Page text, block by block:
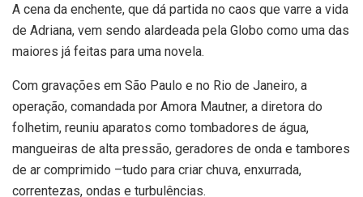
A cena da enchente, que dá partida no caos que varre a vida
de Adriana, vem sendo alardeada pela Globo como uma das
maiores já feitas para uma novela.
Com gravações em São Paulo e no Rio de Janeiro, a
operação, comandada por Amora Mautner, a diretora do
folhetim, reuniu aparatos como tombadores de água,
mangueiras de alta pressão, geradores de onda e tambores
de ar comprimido –tudo para criar chuva, enxurrada,
correntezas, ondas e turbulências.